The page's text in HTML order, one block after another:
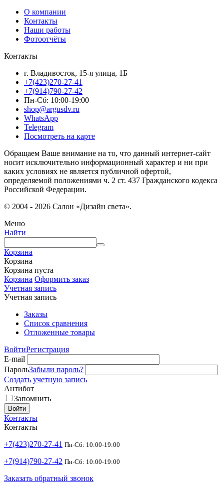
О компании
Контакты
Наши работы
Фотоотчёты
Контакты
г. Владивосток, 15-я улица, 1Б
+7(423)270-27-41
+7(914)790-27-42
Пн-Сб: 10:00-19:00
shop@argusdv.ru
WhatsApp
Telegram
Посмотреть на карте
Обращаем Ваше внимание на то, что данный интернет-сайт
носит исключительно информационный характер и ни при
каких условиях не является публичной офертой,
определяемой положениями ч. 2 ст. 437 Гражданского кодекса
Российской Федерации.
© 2004 - 2026 Салон «Дизайн света».
Меню
Найти
Корзина
Корзина
Корзина пуста
Корзина Оформить заказ
Учетная запись
Учетная запись
Заказы
Список сравнения
Отложенные товары
ВойтиРегистрация
E-mail
ПарольЗабыли пароль?
Создать учетную запись
Антибот
Запомнить
Войти
Контакты
Контакты
+7(423)270-27-41 Пн-Сб: 10:00-19:00
+7(914)790-27-42 Пн-Сб: 10:00-19:00
Заказать обратный звонок